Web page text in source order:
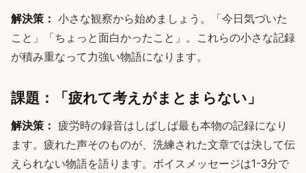
解決策： 小さな観察から始めましょう。「今日気づいた
こと」「ちょっと面白かったこと」。これらの小さな記録
が積み重なって力強い物語になります。
課題：「疲れて考えがまとまらない」
解決策： 疲労時の録音はしばしば最も本物の記録になり
ます。疲れた声そのものが、洗練された文章では決して伝
えられない物語を語ります。ボイスメッセージは1-3分で